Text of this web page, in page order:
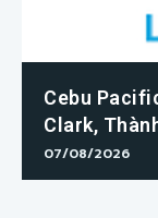
Cebu
Clark,
07/08/2026